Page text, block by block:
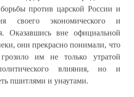
против царской России и
своего экономического и
Оказавшись вне официальной
они прекрасно понимали, что
им не только утратой
влияния, но и
пшитлями и унаутами.